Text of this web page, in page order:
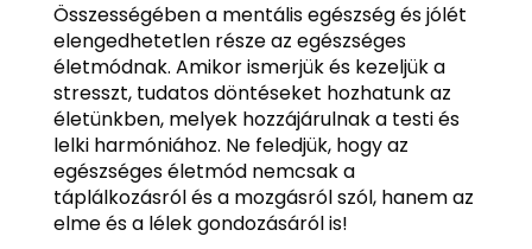
Összességében a mentális egészség és jólét
elengedhetetlen része az egészséges
életmódnak. Amikor ismerjük és kezeljük a
stresszt, tudatos döntéseket hozhatunk az
életünkben, melyek hozzájárulnak a testi és
lelki harmóniához. Ne feledjük, hogy az
egészséges életmód nemcsak a
táplálkozásról és a mozgásról szól, hanem az
elme és a lélek gondozásáról is!